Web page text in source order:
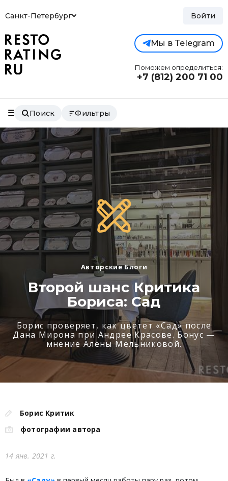
Санкт-Петербург Войти
Мы в Telegram
Поможем определиться:
+7 (812) 200 71 00
Поиск Фильтры
Авторские Блоги
Второй шанс Критика
Бориса: Сад
Борис проверяет, как цветет «Сад» после
Дана Мирона при Андрее Красове. Бонус —
мнение Алены Мельниковой.
Борис Критик
фотографии автора
14 янв. 2021 г.